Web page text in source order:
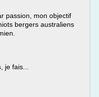
passion, mon objectif
bergers australiens
fais...